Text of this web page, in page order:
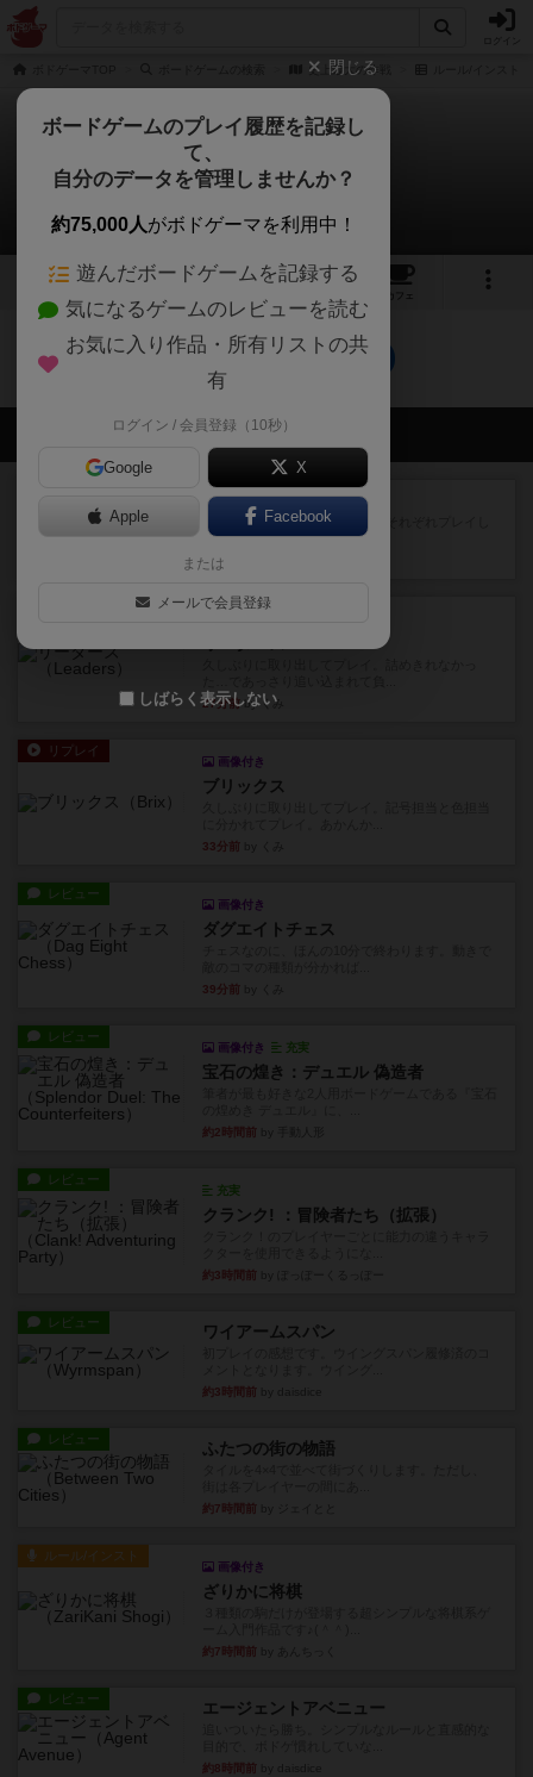
史上最大の作戦
史上最大の作戦
0件のルール/インスト
10
カフェ
史上最大の作戦のトップに戻る
会員の新しい投稿
スライプ
メインコマ一つサブコマ四つでそれぞれプレイし
ます。動かし方はコマか壁に...
19分前
27分前by くみ
リプレイ
画像付き
ブリックス
33分前
レビュー
画像付き
ダグエイトチェス
39分前
レビュー
画像付き 充実
宝石の煌き：デュエル 偽造者
約2時間前
レビュー
充実
クランク! ：冒険者たち（拡張）
約3時間前
レビュー ワイアームスパン
約3時間前
レビュー ふたつの街の物語
約7時間前
ルール/インスト
画像付き
ざりかに将棋
約7時間前
レビュー エージェントアベニュー
約8時間前
閉じる
ボードゲームのプレイ履歴を記録し
て、
自分のデータを管理しませんか？
約75,000人がボドゲーマを利用中！
遊んだボードゲームを記録する
気になるゲームのレビューを読む
お気に入り作品・所有リストの共
有
ログイン / 会員登録（10秒）
Google X
Apple Facebook
または
メールで会員登録
しばらく表示しない